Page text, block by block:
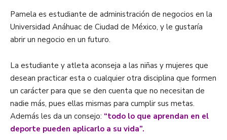
Pamela es estudiante de administración de negocios en la
Universidad Anáhuac de Ciudad de México, y le gustaría
abrir un negocio en un futuro.
La estudiante y atleta aconseja a las niñas y mujeres que
desean practicar esta o cualquier otra disciplina que formen
un carácter para que se den cuenta que no necesitan de
nadie más, pues ellas mismas para cumplir sus metas.
Además les da un consejo: “todo lo que aprendan en el
deporte pueden aplicarlo a su vida”.